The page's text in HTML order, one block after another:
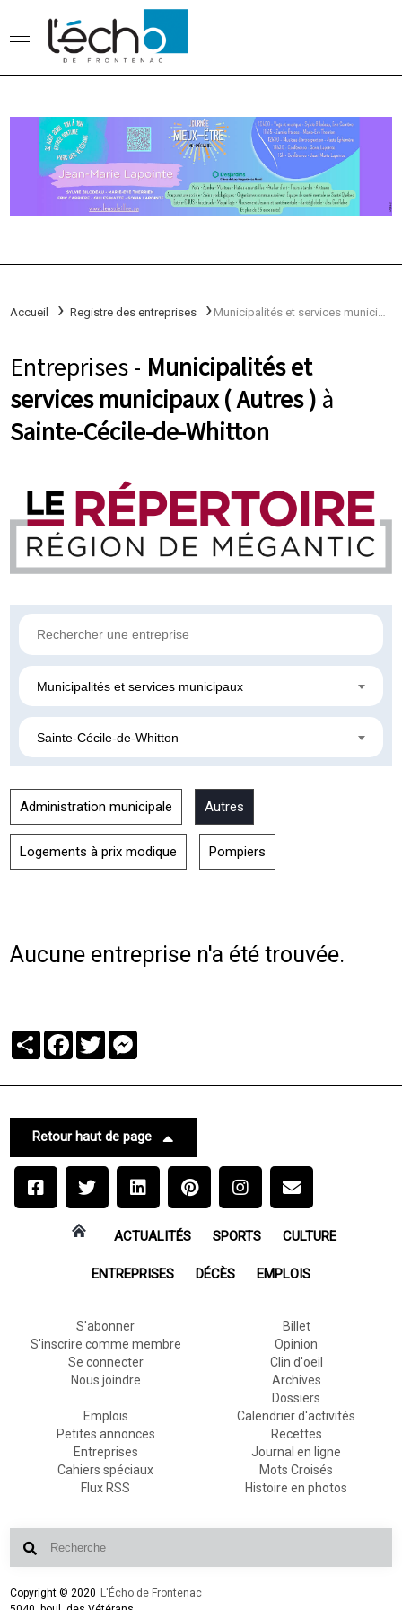
Accueil Registre des entreprises
Entreprises - Municipalités et
services municipaux ( Autres ) à
Sainte-Cécile-de-Whitton
Municipalités et services municipaux
Sainte-Cécile-de-Whitton
Administration municipale Autres
Logements à prix modique Pompiers
Aucune entreprise n'a été trouvée.
PartagerFacebook
Twitter
Retour haut de page
ACTUALITÉS SPORTS CULTURE
ENTREPRISES DÉCÈS EMPLOIS
S'abonner
S'inscrire comme membre
Se connecter
Nous joindre
Billet
Opinion
Clin d'oeil
Archives
Dossiers
Emplois
Petites annonces
Entreprises
Cahiers spéciaux
Flux RSS
Calendrier d'activités
Recettes
Journal en ligne
Mots Croisés
Histoire en photos
Copyright © 2020 L'Écho de Frontenac